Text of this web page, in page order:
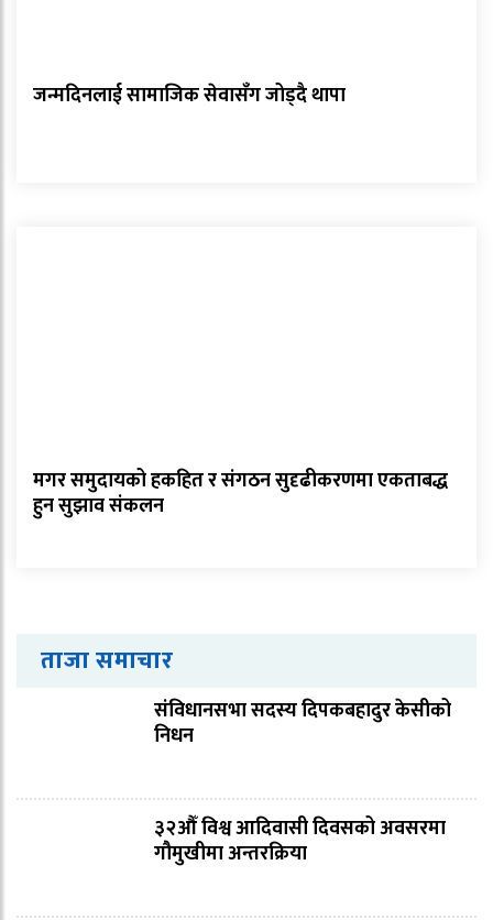
जन्मदिनलाई सामाजिक सेवासँग जोड्दै थापा
मगर समुदायको हकहित र संगठन सुदृढीकरणमा एकताबद्ध
हुन सुझाव संकलन
ताजा समाचार
संविधानसभा सदस्य दिपकबहादुर केसीको
निधन
३२औँ विश्व आदिवासी दिवसको अवसरमा
गौमुखीमा अन्तरक्रिया